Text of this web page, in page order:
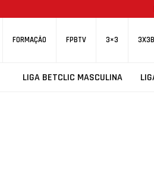
FORMAÇÃO FPBTV 3×3
LIGA BETCLIC MASCULINA